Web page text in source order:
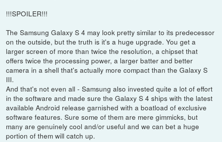
!!!SPOILER!!!
The Samsung Galaxy S 4 may look pretty similar to its predecessor
on the outside, but the truth is it's a huge upgrade. You get a
larger screen of more than twice the resolution, a chipset that
offers twice the processing power, a larger batter and better
camera in a shell that's actually more compact than the Galaxy S
III.
And that's not even all - Samsung also invested quite a lot of effort
in the software and made sure the Galaxy S 4 ships with the latest
available Android release garnished with a boatload of exclusive
software features. Sure some of them are mere gimmicks, but
many are genuinely cool and/or useful and we can bet a huge
portion of them will catch up.